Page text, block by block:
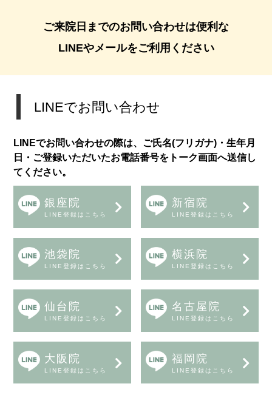
ご来院日までのお問い合わせは便利な
LINEやメールをご利用ください
LINEでお問い合わせ
LINEでお問い合わせの際は、ご氏名(フリガナ)・生年月
日・ご登録いただいたお電話番号をトーク画面へ送信し
てください。
銀座院
LINE登録はこちら
新宿院
LINE登録はこちら
池袋院
LINE登録はこちら
横浜院
LINE登録はこちら
仙台院
LINE登録はこちら
名古屋院
LINE登録はこちら
大阪院
LINE登録はこちら
福岡院
LINE登録はこちら